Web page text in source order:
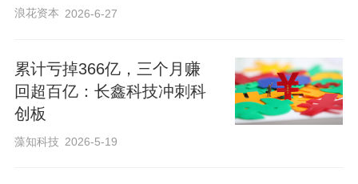
浪花资本 2026-6-27
累计亏掉366亿，三个月赚
回超百亿：长鑫科技冲刺科
创板
藻知科技 2026-5-19